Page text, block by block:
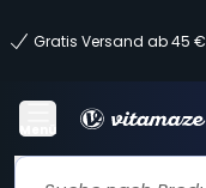
Gratis Versand ab 45 €
Menü